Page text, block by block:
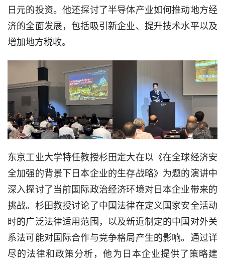
日元的投资。他还探讨了半导体产业如何推动地方经
济的全面发展，包括吸引新企业、提升技术水平以及
增加地方税收。
东京工业大学特任教授杉田定大在以《在全球经济安
全加强的背景下日本企业的生存战略》为题的演讲中
深入探讨了当前国际政治经济环境对日本企业带来的
挑战。杉田教授讨论了中国法律在定义国家安全活动
时的广泛法律适用范围，以及新近制定的中国对外关
系法可能对国际合作与竞争格局产生的影响。通过详
尽的法律和政策分析，他为日本企业提供了策略建